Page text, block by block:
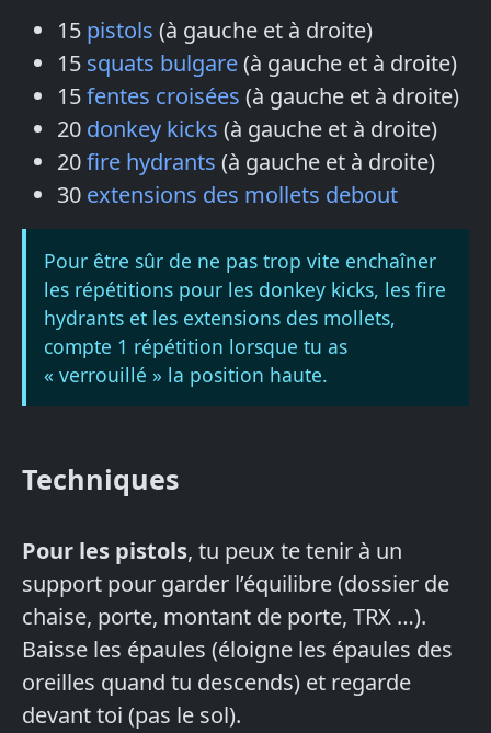
15 pistols (à gauche et à droite)
15 squats bulgare(à gauche et à droite)
15fentes croisées (à gauche et à droite)
20 donkey kicks (à gauche et à droite)
20fire hydrants (à gauche et à droite)
30 extensions des mollets debout
Pour être sûr de ne pas trop vite enchaîner
les répétitions pour les donkey kicks, les fire
hydrants et les extensions des mollets,
compte 1 répétition lorsque tu as
« verrouillé » la position haute.
Techniques
Pour les pistols, tu peux te tenir à un
support pour garder l’équilibre (dossier de
chaise, porte, montant de porte, TRX …).
Baisse les épaules (éloigne les épaules des
oreilles quand tu descends) et regarde
devant toi (pas le sol).